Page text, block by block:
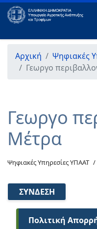
Αρχική
Ψηφιακές
Γεωργο
Γεωργο
Μέτρα
Ψηφιακές Υπηρεσίες ΥΠΑΑΤ
ΣΎΝΔΕΣΗ
Πολιτική